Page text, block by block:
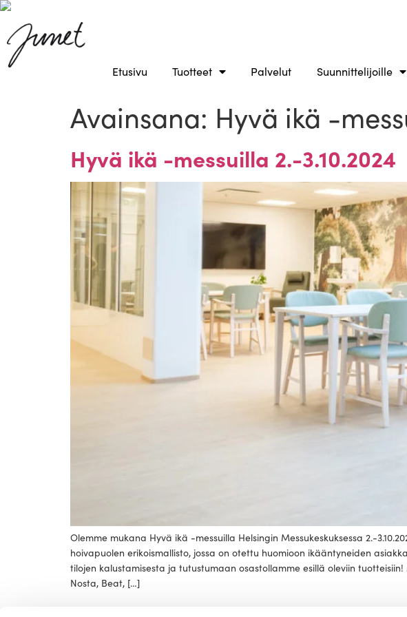
Etusivu Tuotteet Palvelut Suunnittelijoille
Avainsana: Hyvä ikä -
Hyvä ikä -messuilla 2.-3.10.2024
Olemme mukana Hyvä ikä -messuilla Helsingin Messukeskuksessa 2.-
hoivapuolen erikoismallisto, jossa on otettu huomioon ikääntyneiden
tilojen kalustamisesta ja tutustumaan osastollamme esillä oleviin
Nosta, Beat, […]